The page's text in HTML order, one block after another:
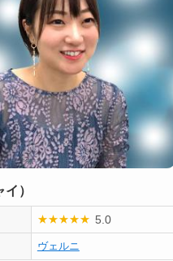
）
★★★★★ 5.0
ヴェルニ